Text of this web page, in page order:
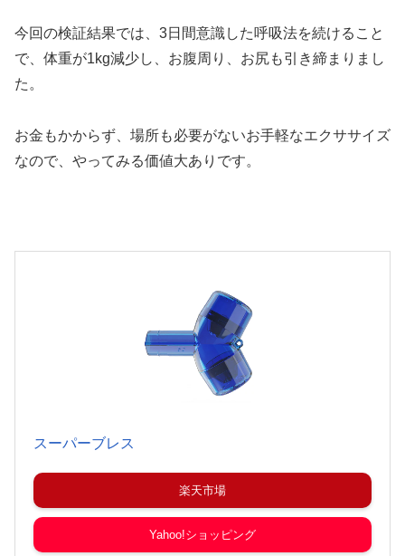
今回の検証結果では、3日間意識した呼吸法を続けること
で、体重が1kg減少し、お腹周り、お尻も引き締まりまし
た。
お金もかからず、場所も必要がないお手軽なエクササイズ
なので、やってみる価値大ありです。
スーパーブレス
楽天市場
Yahoo!ショッピング